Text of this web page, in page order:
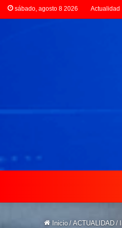
sábado, agosto 8 2026 Actualidad
Inicio / ACTUALIDAD /